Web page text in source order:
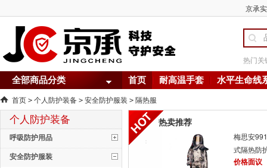
京承
热门关
全部商品分类 首页 耐高温手套 水平生命线
首页 > 个人防护装备 > 安全防护服装 > 隔热服
个人防护装备
呼吸防护用品
安全防护服装
热卖推荐
梅思安
式隔热防
背囊
价格面议